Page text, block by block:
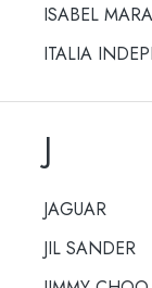
ISABEL
ITALIA
J
JAGUAR
JIL SANDER